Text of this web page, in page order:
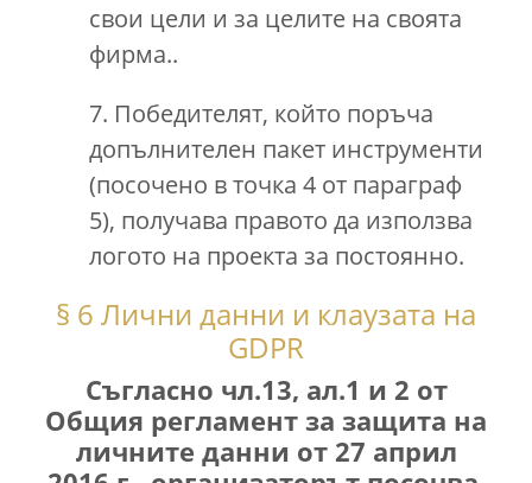
свои цели и за целите на своята
фирма..
7. Победителят, който поръча
допълнителен пакет инструменти
(посочено в точка 4 от параграф
5), получава правото да използва
логото на проекта за постоянно.
§ 6 Лични данни и клаузата на
GDPR
Съгласно чл.13, ал.1 и 2 от
Общия регламент за защита на
личните данни от 27 април